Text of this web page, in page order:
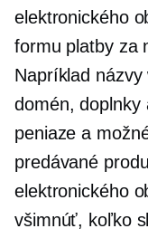
elektronického
formu platby za
Napríklad
domén, doplnky
peniaze a
predávané
elektronického
všimnúť, koľko